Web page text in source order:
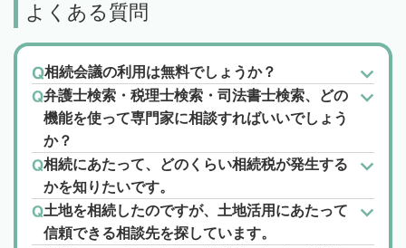
よくある質問
相続会議の利用は無料でしょうか？
弁護士検索・税理士検索・司法書士検索、どの
機能を使って専門家に相談すればいいでしょう
か？
相続にあたって、どのくらい相続税が発生する
かを知りたいです。
土地を相続したのですが、土地活用にあたって
信頼できる相談先を探しています。